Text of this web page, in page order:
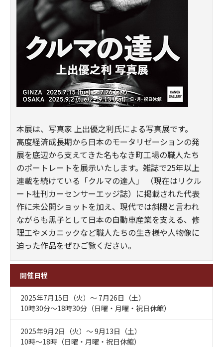
本展は、写真家 上出優之利氏による写真展です。
高度経済成長期から日本のモータリゼーションの発
展を底辺から支えてきた名もなき町工場の職人たち
のポートレートを展示いたします。雑誌で25年以上
連載を続けている「クルマの達人」 （現在はリクル
ート社刊カーセンサーエッジ誌）に掲載された代表
作に未公開ショットを加え、現代では斜陽と言われ
ながらも黒子として日本の自動車産業を支える、修
理工やメカニックなど職人たちの生き様や人物像に
迫った作品をぜひご覧ください。
開催日程
2025年7月15日（火）～ 7月26日（土）​
10時30分～18時30分（日曜・月曜・祝日休館）
2025年9月2日（火）～ 9月13日（土）
10時～18時（日曜・月曜・祝日休館）